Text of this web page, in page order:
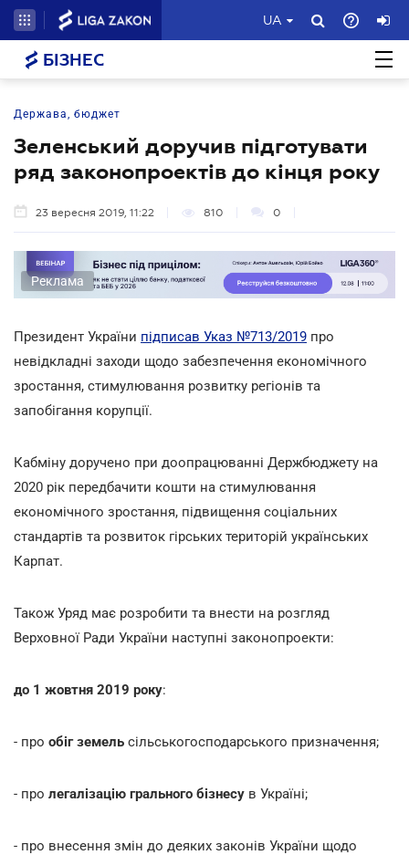
UA
БІЗНЕС
Держава, бюджет
Зеленський доручив підготувати
ряд законопроектів до кінця року
23 вересня 2019, 11:22 810 0
Реклама
Президент України підписав Указ №713/2019 про
невідкладні заходи щодо забезпечення економічного
зростання, стимулювання розвитку регіонів та
запобігання корупції.
Кабміну доручено при доопрацюванні Держбюджету на
2020 рік передбачити кошти на стимулювання
економічного зростання, підвищення соціальних
стандартів та розвиток гірських територій українських
Карпат.
Також Уряд має розробити та внести на розгляд
Верховної Ради України наступні законопроекти:
до 1 жовтня 2019 року:
- про обіг земель сільськогосподарського призначення;
- про легалізацію грального бізнесу в Україні;
- про внесення змін до деяких законів України щодо